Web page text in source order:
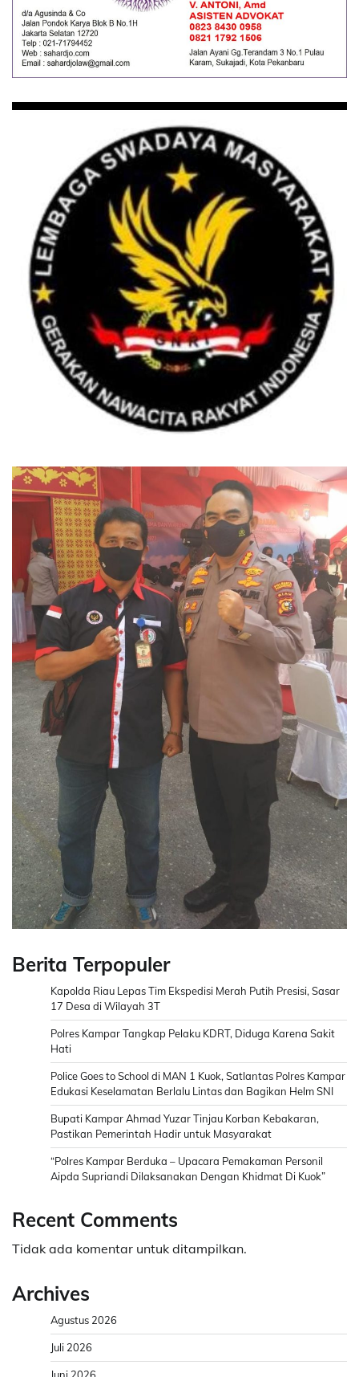
Berita Terpopuler
Kapolda Riau Lepas Tim Ekspedisi Merah Putih Presisi, Sasar
17 Desa di Wilayah 3T
Polres Kampar Tangkap Pelaku KDRT, Diduga Karena Sakit
Hati
Police Goes to School di MAN 1 Kuok, Satlantas Polres Kampar
Edukasi Keselamatan Berlalu Lintas dan Bagikan Helm SNI
Bupati Kampar Ahmad Yuzar Tinjau Korban Kebakaran,
Pastikan Pemerintah Hadir untuk Masyarakat
“Polres Kampar Berduka – Upacara Pemakaman Personil
Aipda Supriandi Dilaksanakan Dengan Khidmat Di Kuok”
Recent Comments
Tidak ada komentar untuk ditampilkan.
Archives
Agustus 2026
Juli 2026